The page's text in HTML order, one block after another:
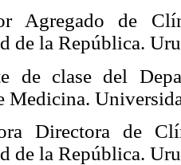
Agregado de
de la República.
de clase del
Medicina.
Directora de
de la República.